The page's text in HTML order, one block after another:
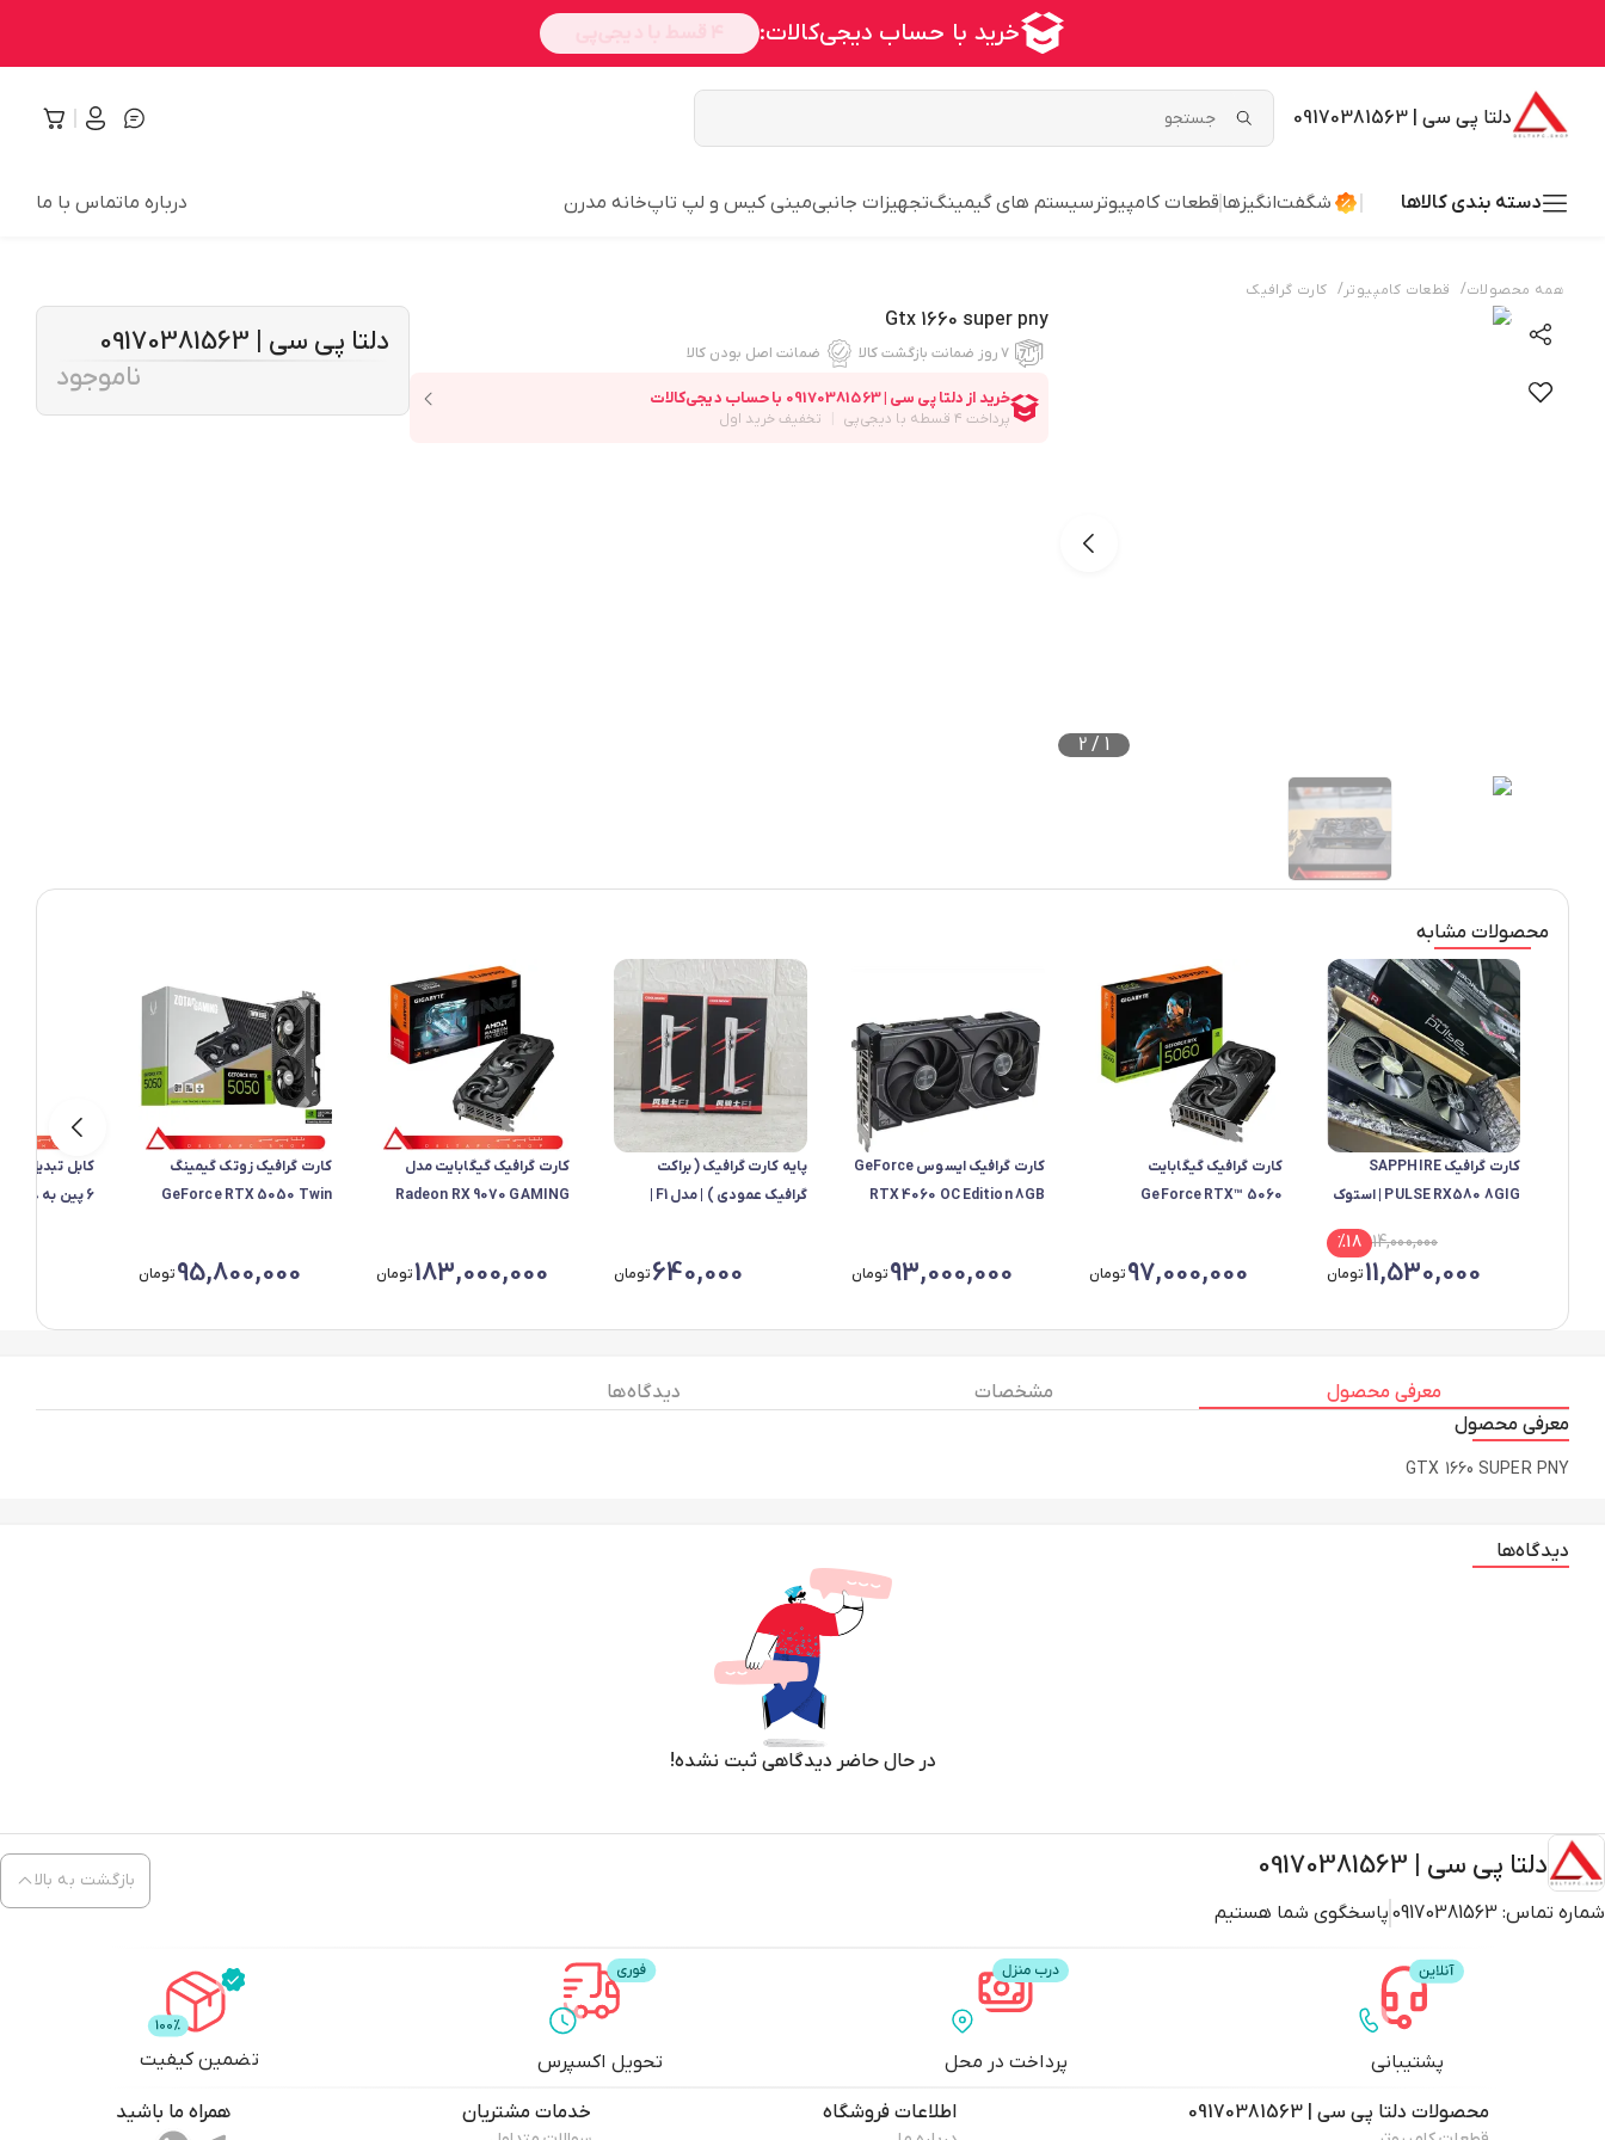
دلتا پی سی | 09170381563
دسته بندی کالاها شگفت‌انگیزها قطعات کامپیوتر سیستم های گیمینگتجهیزات جانبیمینی کیس و لپ تاپخانه مدرن درباره ماتماس با ما
همه محصولات/ قطعات کامپیوتر/ کارت گرافیک
1
/
2
Gtx 1660 super pny
۷ روز ضمانت بازگشت کالا ضمانت اصل بودن کالا
دلتا پی سی | 09170381563
ناموجود
محصولات مشابه
کارت گرافیک SAPPHIRE
PULSE RX580 8GIG | استوک
14,000,000
%18
11,530,000تومان
کارت گرافیک گیگابایت
GeForce RTX™ 5060
97,000,000تومان
کارت گرافیک ایسوس GeForce
RTX 4060 OC Edition 8GB
93,000,000تومان
پایه کارت گرافیک ( براکت
640,000تومان
کارت گرافیک گیگابایت مدل
Radeon RX 9070 GAMING
183,000,000تومان
کارت گرافیک زوتک گیمینگ
GeForce RTX 5050 Twin
95,800,000تومان
کابل تبدیل
معرفی محصول مشخصات
دیدگاه ها
معرفی محصول
GTX 1660 SUPER PNY
دیدگاه‌ها
در حال حاضر دیدگاهی ثبت نشده!
دلتا پی سی | 09170381563
شماره تماس: 09170381563 پاسخگوی شما هستیم
بازگشت به بالا
پشتیبانی پرداخت در محل تحویل اکسپرس تضمین کیفیت
محصولات دلتا پی سی | 09170381563 اطلاعات فروشگاه خدمات مشتریان همراه ما باشید